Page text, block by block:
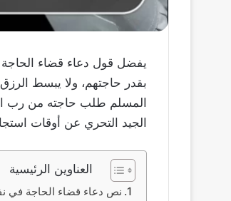
يفضل قول دعاء قضاء الحاجة
بقدر حاجتهم، ولا يبسط
المسلم طلب حاجته من رب
الجيد التحري عن أوقات
العناوين الرئيسية
نص دعاء قضاء الحاجة في